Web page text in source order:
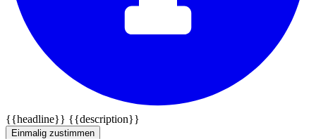
{{headline}} {{description}}
Einmalig zustimmen